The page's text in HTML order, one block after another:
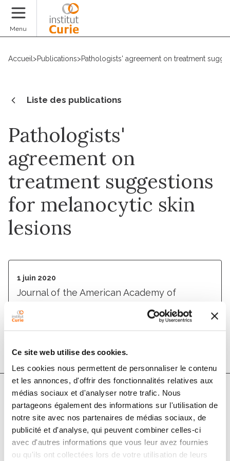
Ce site web utilise des cookies.
Les cookies nous permettent de personnaliser le contenu
et les annonces, d'offrir des fonctionnalités relatives aux
médias sociaux et d'analyser notre trafic. Nous
partageons également des informations sur l'utilisation de
notre site avec nos partenaires de médias sociaux, de
publicité et d'analyse, qui peuvent combiner celles-ci
avec d'autres informations que vous leur avez fournies
ou qu'ils ont collectées lors de votre utilisation de leurs
Menu
Accueil >Publications>Pathologists' agreement on treatment
Liste des publications
Pathologists'
agreement on
treatment suggestions
for melanocytic skin
lesions
1 juin 2020
Journal of the American Academy of
DOI :10.1016/j.jaad.2019.12.020
Auteurs
Mustufa A. Jafry, Sue Peacock, Andrea C. Radick,
Hannah L. Shucard, Lisa M. Reisch, Michael W.